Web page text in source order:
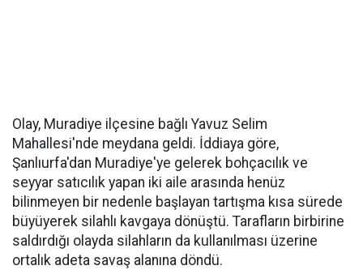
Olay, Muradiye ilçesine bağlı Yavuz Selim
Mahallesi'nde meydana geldi. İddiaya göre,
Şanlıurfa'dan Muradiye'ye gelerek bohçacılık ve
seyyar satıcılık yapan iki aile arasında henüz
bilinmeyen bir nedenle başlayan tartışma kısa sürede
büyüyerek silahlı kavgaya dönüştü. Tarafların birbirine
saldırdığı olayda silahların da kullanılması üzerine
ortalık adeta savaş alanına döndü.